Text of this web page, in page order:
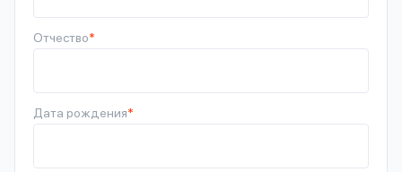
Отчество*
Дата рождения*